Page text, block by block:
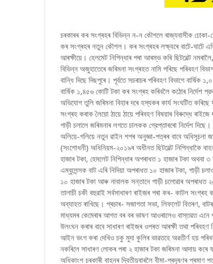
চৰকাৰৰ কৰ সংগ্ৰহৰ বিভিন্ন ন-ন কৌশলে ৰাজ্যবাসীক
কৰ সংগ্ৰহৰ নতুন কৌশল। কৰ সংগ্ৰহৰ লক্ষ্যৰে বাটে-ঘাটে
আৰক্ষীয়ে। হেলমেট নিপিন্ধাৰ পৰা আৰম্ভ কৰি ছিটবেল্ট
বিভিন্ন অজুহাতেৰে জৰিমনা সংগ্ৰহত নামি পৰিছে পৰিবহণ
বান্ধি দিছে দিছপুৰে। পূৰ্বতে সচৰাচৰ পৰিবহণ বিভাগে
বার্ষিক ১,৪৫৬ কোটি টকা কৰ সংগ্ৰহ কৰিবলৈ কঠোৰ নিৰ্দেশ
অভিযোগ তুলি জৰিমনা বিহাৰ দৰে হস্যকৰ কাৰ্য সংঘটিত
সংগ্ৰহ কৰাক লৈয়ো ঠায়ে ঠায়ে পৰিবহণ বিষয়াৰ বিৰুদ্ধে ৰাইজে
গাড়ী চলালে জৰিমনাৰ লগতে চালকক গ্রেপ্তাৰৰো নিৰ্দেশ
অলিয়ে-গলিয়ে নতুন ৱাইন শপৰ অনুজ্ঞা-পত্ৰৰ বাবে অধিসূচনা
(সংশোধনী) অধিনিয়ম-২০১৯ৰ অধীনত ছিটবেল্ট
হাজাৰ টকা, হেমলেট নিপিন্ধাৰ অপৰাধত ১ হাজাৰ টকা অথবা ৩
এম্বুলেন্সক বাট এৰি নিদিয়া অপৰাধত ১০ হাজাৰ টকা, গাড়ী
১০ হাজাৰ টকা আৰু নাবালক সন্তানে গাড়ী চলোৱাৰ অপৰাধত
তালাচী চকী বহুৱাই সৰ্বসাধাৰণ ৰাইজৰ পৰা কৰ- কাটল
অব্যাহত ৰাখিছে। প্ৰচাৰ- সজাগতা সভা, লিফলেট বিতৰণ,
মাধ্যমৰ কেমেৰাৰ আগত বৰ বৰ ভাষণ আওৰালেও বাস্তৱত
উলংঘন কৰাৰ বাবে সাধাৰণ ৰাইজৰ ওপৰত আৰক্ষী তথা পৰিবহণ
আইন ভংগ কৰা দেখিও চকু মুদা কুলিৰ ভাৱতহে অৱতীৰ্ণ হয়
নকৰিলে সাধাৰণ লোকৰ পৰা ২ হাজাৰ টকা জৰিমনা আদায়
অধিকাংশ চৰকাৰী বাহনৰ দ্বিতীয়বাৰলৈ বীমা-প্ৰদূষণৰ